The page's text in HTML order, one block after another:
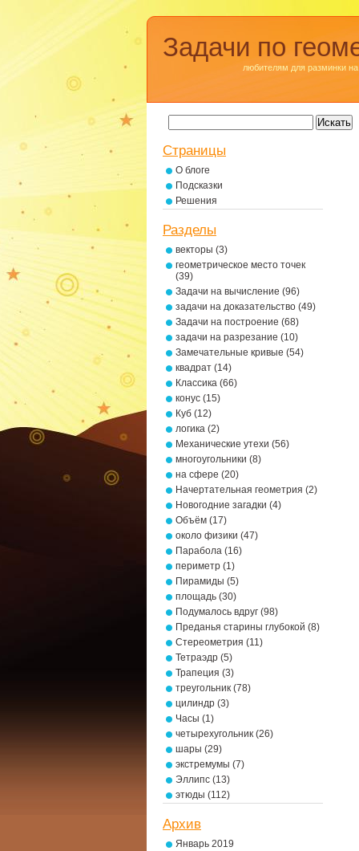
Задачи по
любителям для разминки на
Страницы
О блоге
Подсказки
Решения
Разделы
векторы (3)
геометрическое место точек
(39)
Задачи на вычисление (96)
задачи на доказательство (49)
Задачи на построение (68)
задачи на разрезание (10)
Замечательные кривые (54)
квадрат (14)
Классика (66)
конус (15)
Куб (12)
логика (2)
Механические утехи (56)
многоугольники (8)
на сфере (20)
Начертательная геометрия (2)
Новогодние загадки (4)
Объём (17)
около физики (47)
Парабола (16)
периметр (1)
Пирамиды (5)
площадь (30)
Подумалось вдруг (98)
Преданья старины глубокой (8)
Стереометрия (11)
Тетраэдр (5)
Трапеция (3)
треугольник (78)
цилиндр (3)
Часы (1)
четырехугольник (26)
шары (29)
экстремумы (7)
Эллипс (13)
этюды (112)
Архив
Январь 2019